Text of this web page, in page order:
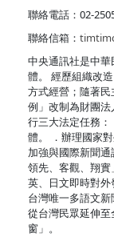
聯絡電話：02-
聯絡信箱：
中央通訊社是中
體。 經歷組織改
方式經營；隨著
例」改制為財團
行三大法定任務
體。 ．辦理國家
加強與國際新聞通
領先、客觀、翔實
英、日文即時對
台灣唯一多語文
從台灣民眾延伸
窗」。